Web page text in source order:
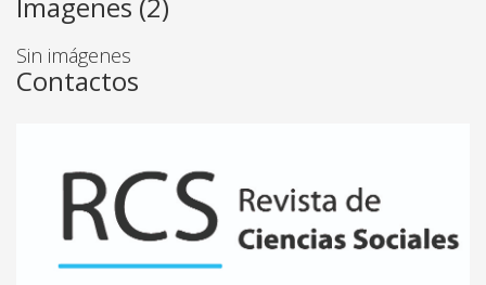
José Ramón García Menéndez
Amando Robles Robles
LOS VALORES EN EL MEDIO FAMILIAR. UN
Sin imágenes
Contactos